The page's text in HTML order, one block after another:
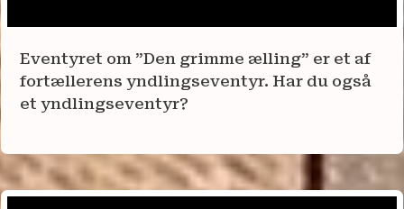
Eventyret om ”Den grimme ælling” er et af
fortællerens yndlingseventyr. Har du også
et yndlingseventyr?